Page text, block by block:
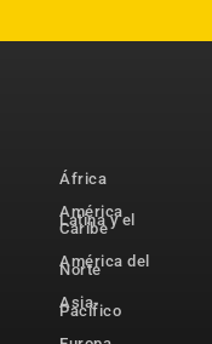
África
América
Latina y el
Caribe
América del
Norte
Asia-
Pacífico